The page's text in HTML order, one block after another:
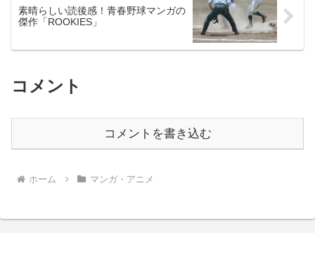
素晴らしい読後感！青春野球マンガの
傑作「ROOKIES」
コメント
コメントを書き込む
ホーム マンガ・アニメ